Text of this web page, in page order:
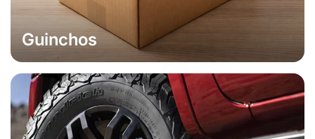
Guinchos